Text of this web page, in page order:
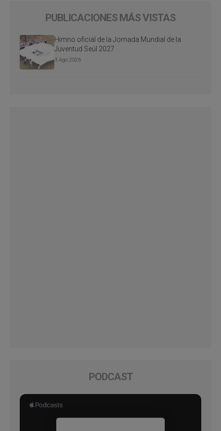
PUBLICACIONES MÁS VISTAS
Himno oficial de la Jornada Mundial de la
Juventud Seúl 2027
3 Ago 2026
PODCAST